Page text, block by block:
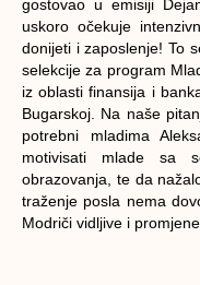
gostovao u emisiji
uskoro očekuje
donijeti i zaposlenje! To
selekcije za program
iz oblasti finansija i
Bugarskoj. Na naše
potrebni mladima
motivisati mlade sa
obrazovanja, te da
traženje posla nema
Modriči vidljive i